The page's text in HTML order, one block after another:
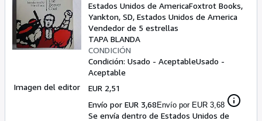
Ayuda
CERRAR
Imagen del editor
Estados Unidos de AmericaFoxtrot Books,
Yankton, SD, Estados Unidos de America
Vendedor de 5 estrellas
TAPA BLANDA
CONDICIÓN
Condición: Usado - AceptableUsado -
Aceptable
EUR 2,51
Envío por EUR 3,68Envío por EUR 3,68
Se envía dentro de Estados Unidos de